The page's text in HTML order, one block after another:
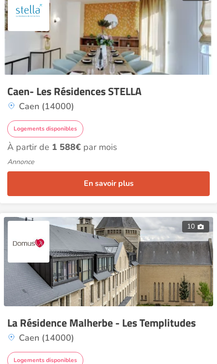
Caen- Les Résidences STELLA
Caen (14000)
Logements disponibles
À partir de 1 588€ par mois
Annonce
En savoir plus
10
La Résidence Malherbe - Les Templitudes
Caen (14000)
Logements disponibles